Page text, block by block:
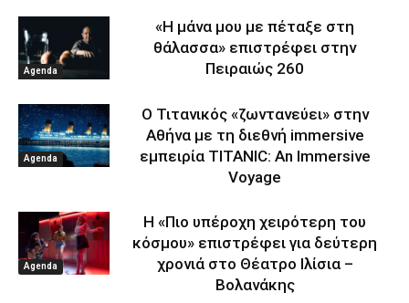
Agenda
«Η μάνα μου με πέταξε στη
θάλασσα» επιστρέφει στην
Πειραιώς 260
Agenda
Ο Τιτανικός «ζωντανεύει» στην
Αθήνα με τη διεθνή immersive
εμπειρία TITANIC: An Immersive
Voyage
Agenda
Η «Πιο υπέροχη χειρότερη του
κόσμου» επιστρέφει για δεύτερη
χρονιά στο Θέατρο Ιλίσια –
Βολανάκης